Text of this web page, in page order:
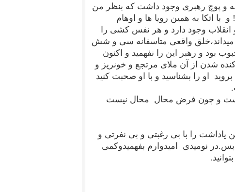
و پوچ رهبری وجود داشت که بنظر من
با اتکا به همین رویا ها و اوهام
وجود دارد و هر نفس کشی را
واقعی متاسفانه سی و شش
و رهبر این را نفهمید و اکنون
شدن از آن ملای مرتجع و خونریز و
او را بشناسید و با او صحبت کنید
است و چون فرض محال محال نیست
یاداشت را با بی رغبتی و بی نفرتی و
نومیدی امیدوارم بفهمیدوکمی